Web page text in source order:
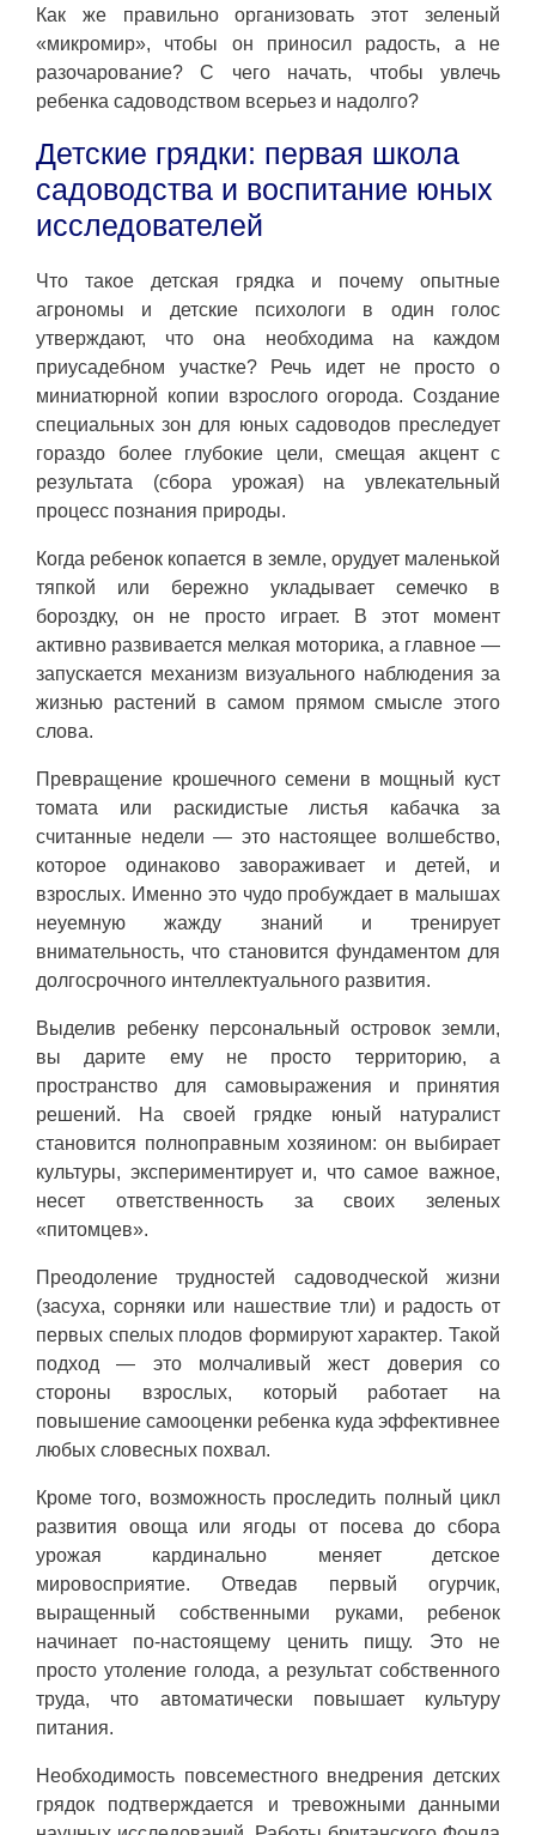
Как же правильно организовать этот зеленый
«микромир», чтобы он приносил радость, а не
разочарование? С чего начать, чтобы увлечь
ребенка садоводством всерьез и надолго?
Детские грядки: первая школа
садоводства и воспитание юных
исследователей
Что такое детская грядка и почему опытные
агрономы и детские психологи в один голос
утверждают, что она необходима на каждом
приусадебном участке? Речь идет не просто о
миниатюрной копии взрослого огорода. Создание
специальных зон для юных садоводов преследует
гораздо более глубокие цели, смещая акцент с
результата (сбора урожая) на увлекательный
процесс познания природы.
Когда ребенок копается в земле, орудует маленькой
тяпкой или бережно укладывает семечко в
бороздку, он не просто играет. В этот момент
активно развивается мелкая моторика, а главное —
запускается механизм визуального наблюдения за
жизнью растений в самом прямом смысле этого
слова.
Превращение крошечного семени в мощный куст
томата или раскидистые листья кабачка за
считанные недели — это настоящее волшебство,
которое одинаково завораживает и детей, и
взрослых. Именно это чудо пробуждает в малышах
неуемную жажду знаний и тренирует
внимательность, что становится фундаментом для
долгосрочного интеллектуального развития.
Выделив ребенку персональный островок земли,
вы дарите ему не просто территорию, а
пространство для самовыражения и принятия
решений. На своей грядке юный натуралист
становится полноправным хозяином: он выбирает
культуры, экспериментирует и, что самое важное,
несет ответственность за своих зеленых
«питомцев».
Преодоление трудностей садоводческой жизни
(засуха, сорняки или нашествие тли) и радость от
первых спелых плодов формируют характер. Такой
подход — это молчаливый жест доверия со
стороны взрослых, который работает на
повышение самооценки ребенка куда эффективнее
любых словесных похвал.
Кроме того, возможность проследить полный цикл
развития овоща или ягоды от посева до сбора
урожая кардинально меняет детское
мировосприятие. Отведав первый огурчик,
выращенный собственными руками, ребенок
начинает по-настоящему ценить пищу. Это не
просто утоление голода, а результат собственного
труда, что автоматически повышает культуру
питания.
Необходимость повсеместного внедрения детских
грядок подтверждается и тревожными данными